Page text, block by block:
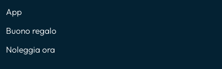
App
Buono regalo
Noleggia ora